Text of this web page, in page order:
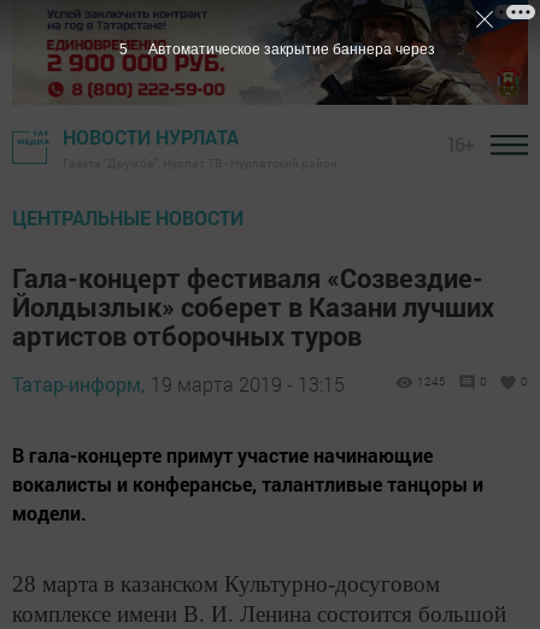
НОВОСТИ НУРЛАТА
ЦЕНТРАЛЬНЫЕ НОВОСТИ
Гала-концерт фестиваля «Созвездие-
Йолдызлык» соберет в Казани лучших
артистов отборочных туров
Татар-информ, 19 марта 2019 - 13:15 1245 0 0
В гала-концерте примут участие начинающие
вокалисты и конферансье, талантливые танцоры и
модели.
28 марта в казанском Культурно-досуговом
комплексе имени В. И. Ленина состоится большой
5 Автоматическое закрытие баннера через